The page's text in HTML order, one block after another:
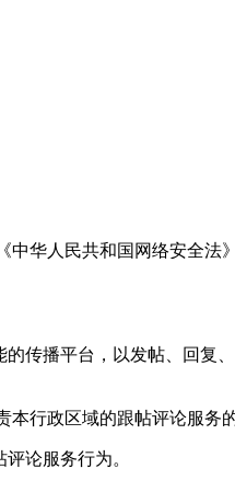
华人民共和国网络安全法
传播平台，以发帖、回复
行政区域的跟帖评论服务
论服务行为。